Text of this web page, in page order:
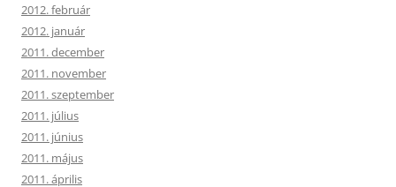
2012. február
2012. január
2011. december
2011. november
2011. szeptember
2011. július
2011. június
2011. május
2011. április